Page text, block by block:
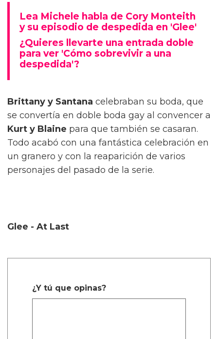
Lea Michele habla de Cory Monteith
y su episodio de despedida en 'Glee'
¿Quieres llevarte una entrada doble
para ver 'Cómo sobrevivir a una
despedida'?
Brittany y Santana celebraban su boda, que
se convertía en doble boda gay al convencer a
Kurt y Blaine para que también se casaran.
Todo acabó con una fantástica celebración en
un granero y con la reaparición de varios
personajes del pasado de la serie.
Glee - At Last
¿Y tú que opinas?